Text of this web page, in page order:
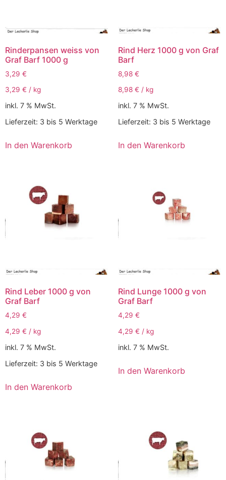
Rinderpansen weiss von
Graf Barf 1000 g
3,29 €
3,29 € / kg
inkl. 7 % MwSt.
Lieferzeit: 3 bis 5 Werktage
In den Warenkorb
Rind Herz 1000 g von Graf
Barf
8,98 €
8,98 € / kg
inkl. 7 % MwSt.
Lieferzeit: 3 bis 5 Werktage
In den Warenkorb
Rind Leber 1000 g von
Graf Barf
4,29 €
4,29 € / kg
inkl. 7 % MwSt.
Lieferzeit: 3 bis 5 Werktage
In den Warenkorb
Rind Lunge 1000 g von
Graf Barf
4,29 €
4,29 € / kg
inkl. 7 % MwSt.
In den Warenkorb